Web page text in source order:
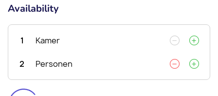
Availability
1 Kamer
2 Personen